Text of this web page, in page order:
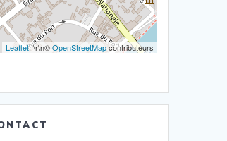
Leaflet, \r\n©OpenStreetMapcontributeurs